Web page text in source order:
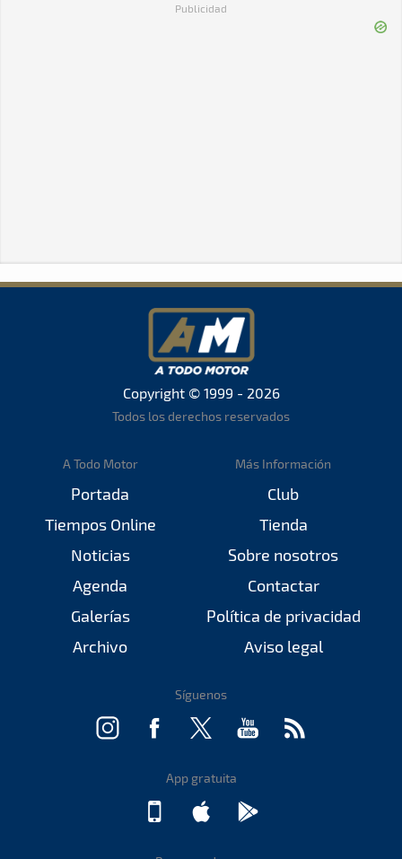
Publicidad
Copyright © 1999 - 2026
Todos los derechos reservados
A Todo Motor
Portada
Tiempos Online
Noticias
Agenda
Galerías
Archivo
Más Información
Club
Tienda
Sobre nosotros
Contactar
Política de privacidad
Aviso legal
Síguenos
App gratuita